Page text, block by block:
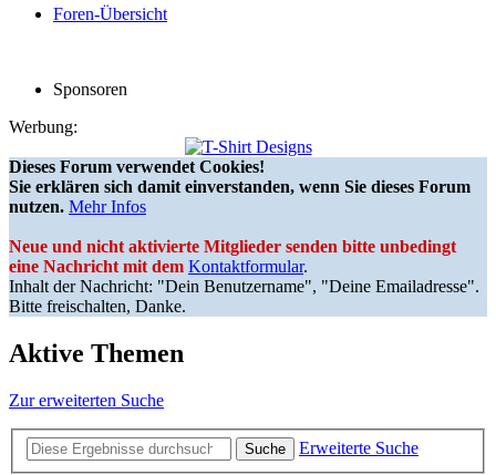
Foren-Übersicht
Sponsoren
Werbung:
Dieses Forum verwendet Cookies!
Sie erklären sich damit einverstanden, wenn Sie dieses Forum
nutzen. Mehr Infos
Neue und nicht aktivierte Mitglieder senden bitte unbedingt
eine Nachricht mit dem Kontaktformular.
Inhalt der Nachricht: "Dein Benutzername", "Deine Emailadresse".
Bitte freischalten, Danke.
Aktive Themen
Zur erweiterten Suche
Suche
Erweiterte Suche